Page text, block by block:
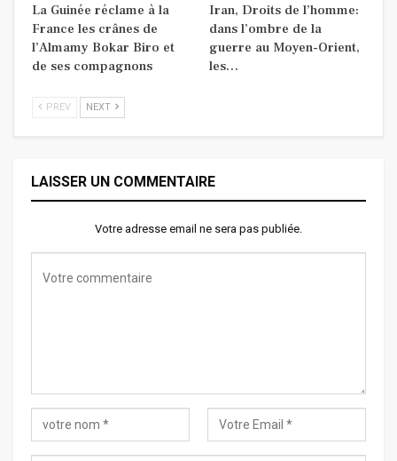
La Guinée réclame à la
France les crânes de
l’Almamy Bokar Biro et
de ses compagnons
Iran, Droits de l’homme:
dans l’ombre de la
guerre au Moyen-Orient,
les…
PREV NEXT
LAISSER UN COMMENTAIRE
Votre adresse email ne sera pas publiée.